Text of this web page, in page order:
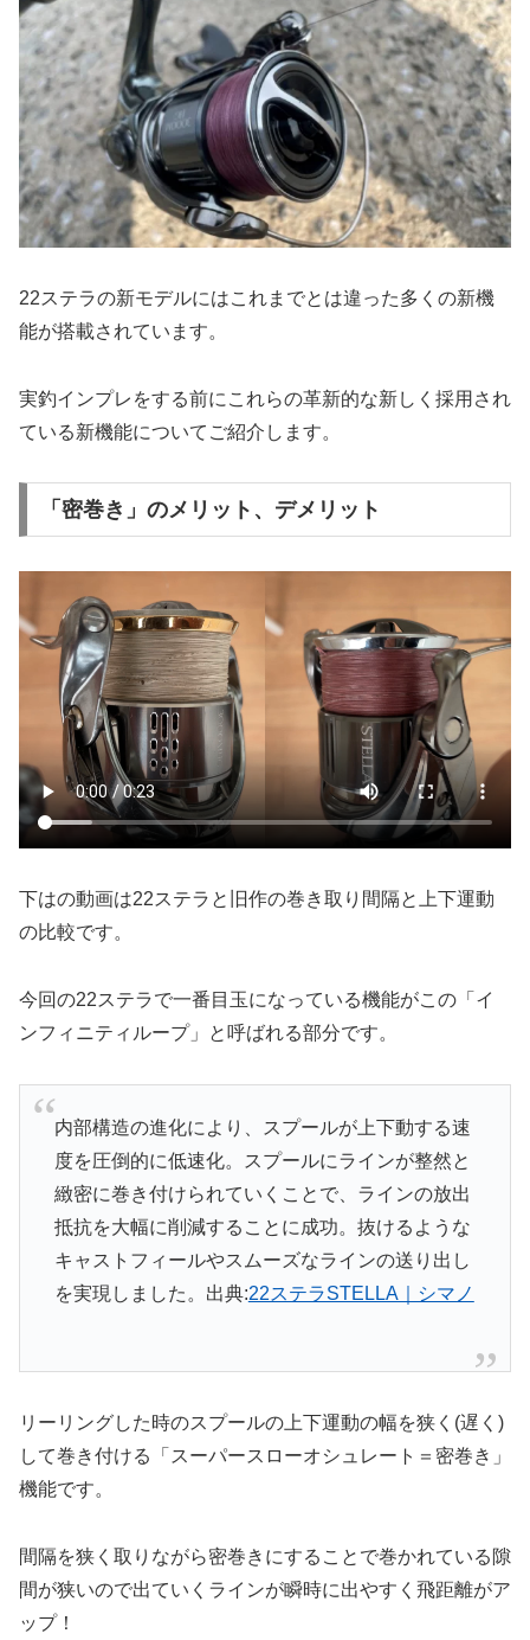
22ステラの新モデルにはこれまでとは違った多くの新機
能が搭載されています。
実釣インプレをする前にこれらの革新的な新しく採用され
ている新機能についてご紹介します。
「密巻き」のメリット、デメリット
下はの動画は22ステラと旧作の巻き取り間隔と上下運動
の比較です。
今回の22ステラで一番目玉になっている機能がこの「イ
ンフィニティループ」と呼ばれる部分です。
内部構造の進化により、スプールが上下動する速
度を圧倒的に低速化。スプールにラインが整然と
緻密に巻き付けられていくことで、ラインの放出
抵抗を大幅に削減することに成功。抜けるような
キャストフィールやスムーズなラインの送り出し
を実現しました。出典:22ステラSTELLA｜シマノ
リーリングした時のスプールの上下運動の幅を狭く(遅く)
して巻き付ける「スーパースローオシュレート＝密巻き」
機能です。
間隔を狭く取りながら密巻きにすることで巻かれている隙
間が狭いので出ていくラインが瞬時に出やすく飛距離がア
ップ！